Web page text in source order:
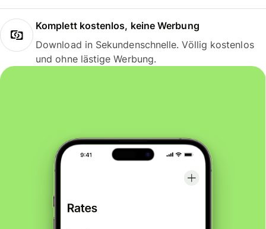
Komplett kostenlos, keine Werbung
Download in Sekundenschnelle. Völlig kostenlos
und ohne lästige Werbung.